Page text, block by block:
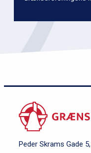
Peder Skrams Gade